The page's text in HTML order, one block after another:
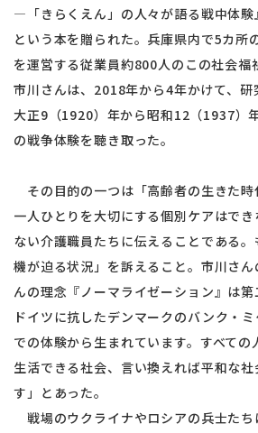
―「きらくえん」の人々が語る戦中体験
という本を贈られた。兵庫県内で5カ所
を運営する従業員約800人のこの社会福
市川さんは、2018年から4年かけて、研
大正9（1920）年から昭和12（1937）
の戦争体験を聴き取った。
その目的の一つは「高齢者の生きた
一人ひとりを大切にする個別ケアはで
ない介護職員たちに伝えることである
機が迫る状況」を訴えること。市川さ
んの理念『ノーマライゼーション』は
ドイツに抗したデンマークのバンク・
での体験から生まれています。すべて
生活できる社会、言い換えれば平和な
す」とあった。
戦場のウクライナやロシアの兵士た